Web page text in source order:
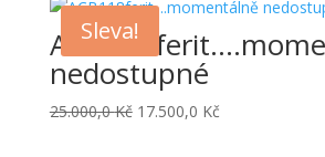
40.000,0 Kč.30.000,0 Kč.
Sleva!
nedostupné
25.000,0Kč Původní
17.500,0 KčAktuální